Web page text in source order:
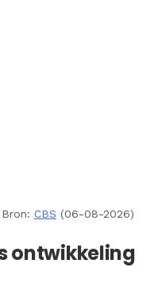
Bron: CBS (06-08-2026)
ontwikkeling